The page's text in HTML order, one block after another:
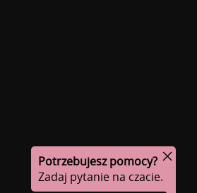
Potrzebujesz pomocy?
Zadaj pytanie na czacie.